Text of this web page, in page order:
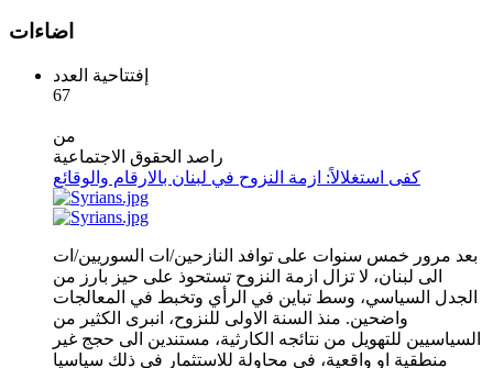
اضاءات
إفتتاحية العدد
67
من
راصد الحقوق الاجتماعية
كفى استغلالاً: ازمة النزوح في لبنان بالارقام والوقائع
بعد مرور خمس سنوات على توافد النازحين/ات السوريين/ات
الى لبنان، لا تزال ازمة النزوح تستحوذ على حيز بارز من
الجدل السياسي، وسط تباين في الرأي وتخبط في المعالجات
واضحين. منذ السنة الاولى للنزوح، انبرى الكثير من
السياسيين للتهويل من نتائجه الكارثية، مستندين الى حجج غير
منطقية او واقعية، في محاولة للاستثمار في ذلك سياسيا